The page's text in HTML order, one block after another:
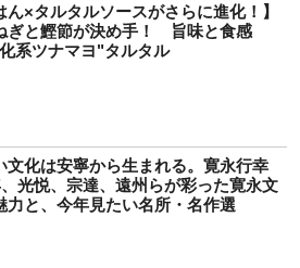
ん×タルタルソースがさらに進化！】
ぎと鰹節が決め手！ 旨味と食感
系ツナマヨ"タルタル
文化は安寧から生まれる。寛永行幸
光悦、宗達、遠州らが彩った寛永文
力と、今年見たい名所・名作選